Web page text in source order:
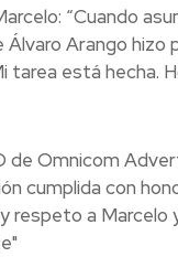
“Cuando
Álvaro Arango
tarea está hecha.
de Omnicom
cumplida con
respeto a Marcelo